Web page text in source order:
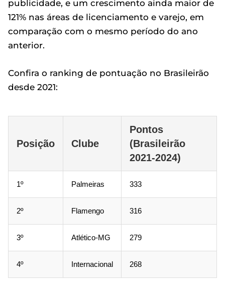
publicidade, e um crescimento ainda maior de
121% nas áreas de licenciamento e varejo, em
comparação com o mesmo período do ano
anterior.
Confira o ranking de pontuação no Brasileirão
desde 2021:
Posição Clube
Pontos
(Brasileirão
2021-2024)
1º Palmeiras 333
2º Flamengo 316
3º Atlético-MG 279
4º Internacional 268